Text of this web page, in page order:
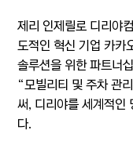
제리 인제릴로 디리야
도적인 혁신 기업 카카
솔루션을 위한 파트너
“모빌리티 및 주차 관
써, 디리야를 세계적인
다.